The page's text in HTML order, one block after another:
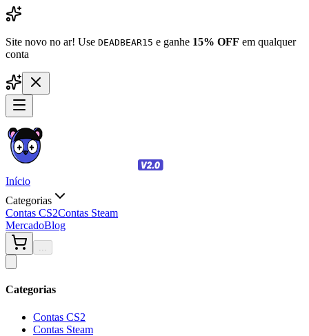
Site novo no ar! Use DEADBEAR15 e ganhe 15% OFF em qualquer
conta
Início
Categorias
Contas CS2Contas Steam
MercadoBlog
...
Categorias
Contas CS2
Contas Steam